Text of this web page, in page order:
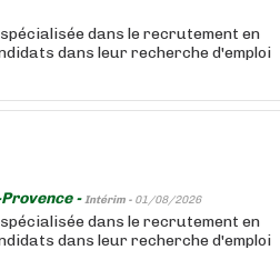
dans le recrutement en
dans leur recherche d'emploi
-Intérim - 01/08/2026
dans le recrutement en
dans leur recherche d'emploi